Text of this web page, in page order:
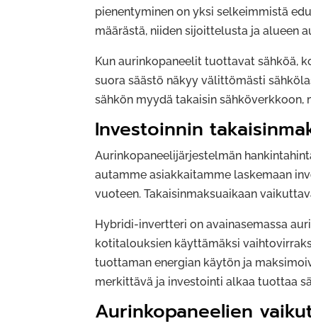
pienentyminen on yksi selkeimmistä
määrästä, niiden sijoittelusta ja alueen
Kun aurinkopaneelit tuottavat sähköä,
suora säästö näkyy välittömästi
sähkön myydä takaisin
Investoinnin
Aurinkopaneelijärjestelmän
autamme asiakkaitamme laskemaan
vuoteen. Takaisinmaksuaikaan
Hybridi-invertteri on avainasemassa
kotitalouksien käyttämäksi
tuottaman energian käytön ja
merkittävä ja investointi alkaa tuottaa
Aurinkopaneelien